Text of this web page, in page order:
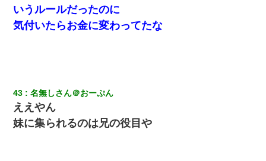
いうルールだったのに
気付いたらお金に変わってたな
43 名無しさん＠おーぷん
ええやん
妹に集られるのは兄の役目や